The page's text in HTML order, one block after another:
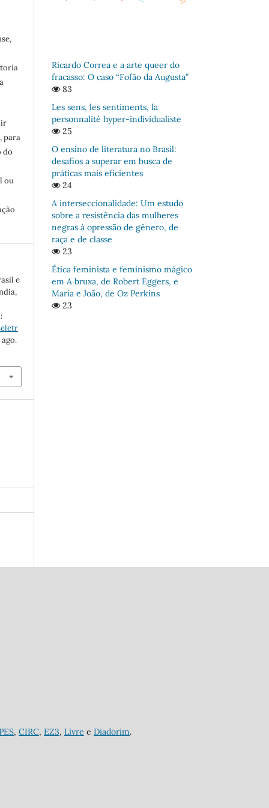
para
do
ou
e
ago.
Ricardo Correa e a arte queer do
fracasso: O caso “Fofão da Augusta”
83
Les sens, les sentiments, la
personnalité hyper-individualiste
25
O ensino de literatura no Brasil:
desafios a superar em busca de
práticas mais eficientes
24
A interseccionalidade: Um estudo
sobre a resistência das mulheres
negras à opressão de gênero, de
raça e de classe
23
Ética feminista e feminismo mágico
em A bruxa, de Robert Eggers, e
Maria e João, de Oz Perkins
23
, CIRC, EZ3, Livre e Diadorim.